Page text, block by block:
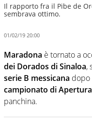
Il rapporto fra il Pibe de
sembrava ottimo.
01/02/19 20:00
Maradona è tornato a
dei Dorados di Sinaloa,
serie B messicana dopo
campionato di Apertura
panchina.